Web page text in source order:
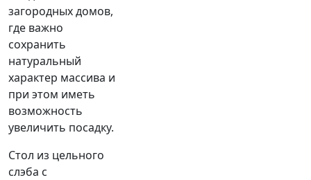
загородных домов,
где важно
сохранить
натуральный
характер массива и
при этом иметь
возможность
увеличить посадку.
Стол из цельного
слэба с